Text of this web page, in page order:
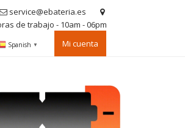
service@ebateria.es
de trabajo - 10am - 06pm
Spanish ▼ Mi cuenta